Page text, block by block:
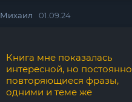
Михаил 01.09.24
Книга мне показалась
интересной, но постоянно
повторяющиеся фразы,
одними и теме же